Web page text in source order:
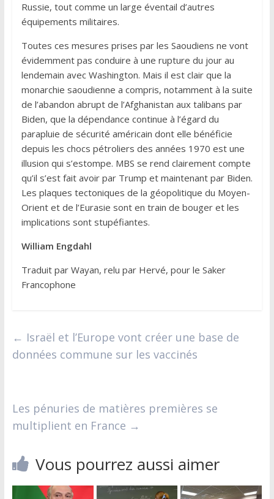
Russie, tout comme un large éventail d’autres
équipements militaires.
Toutes ces mesures prises par les Saoudiens ne vont
évidemment pas conduire à une rupture du jour au
lendemain avec Washington. Mais il est clair que la
monarchie saoudienne a compris, notamment à la suite
de l’abandon abrupt de l’Afghanistan aux talibans par
Biden, que la dépendance continue à l’égard du
parapluie de sécurité américain dont elle bénéficie
depuis les chocs pétroliers des années 1970 est une
illusion qui s’estompe. MBS se rend clairement compte
qu’il s’est fait avoir par Trump et maintenant par Biden.
Les plaques tectoniques de la géopolitique du Moyen-
Orient et de l’Eurasie sont en train de bouger et les
implications sont stupéfiantes.
William Engdahl
Traduit par Wayan, relu par Hervé, pour le Saker
Francophone
← Israël et l’Europe vont créer une base de
données commune sur les vaccinés
Les pénuries de matières premières se
multiplient en France →
Vous pourrez aussi aimer